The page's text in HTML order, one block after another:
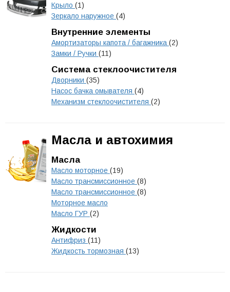
Крыло (1)
Зеркало наружное (4)
Внутренние элементы
Амортизаторы капота / багажника (2)
Замки / Ручки (11)
Система стеклоочистителя
Дворники (35)
Насос бачка омывателя (4)
Механизм стеклоочистителя (2)
Масла и автохимия
Масла
Масло моторное (19)
Масло трансмиссионное (8)
Масло трансмиссионное (8)
Моторное масло
Масло ГУР (2)
Жидкости
Антифриз (11)
Жидкость тормозная (13)